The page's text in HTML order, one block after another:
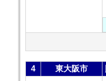
4 東大阪市